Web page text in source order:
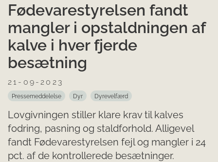
Fødevarestyrelsen fandt
mangler i opstaldningen af
kalve i hver fjerde
besætning
21-09-2023
Pressemeddelelse Dyr Dyrevelfærd
Lovgivningen stiller klare krav til kalves
fodring, pasning og staldforhold. Alligevel
fandt Fødevarestyrelsen fejl og mangler i 24
pct. af de kontrollerede besætninger.